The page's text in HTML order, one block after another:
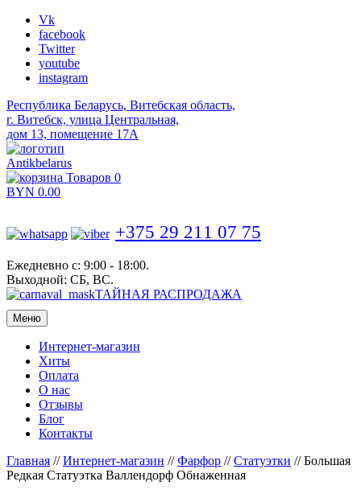
Vk
facebook
Twitter
youtube
instagram
Республика Беларусь, Витебская область,
г. Витебск, улица Центральная,
дом 13, помещение 17А
Antikbelarus
Товаров 0
BYN 0.00
+375 29 211 07 75
Ежедневно с: 9:00 - 18:00.
Выходной: СБ, ВС.
ТАЙНАЯ РАСПРОДАЖА
Меню
Интернет-магазин
Хиты
Оплата
О нас
Отзывы
Блог
Контакты
Главная //Интернет-магазин //Фарфор //Статуэтки //Большая
Редкая Статуэтка Валлендорф Обнаженная